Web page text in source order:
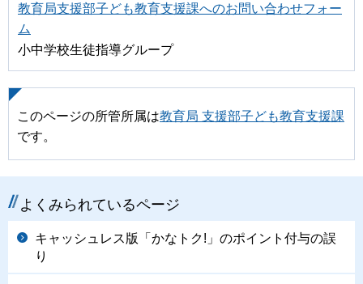
教育局支援部子ども教育支援課へのお問い合わせフォー
ム
小中学校生徒指導グループ
このページの所管所属は教育局 支援部子ども教育支援課
です。
よくみられているページ
キャッシュレス版「かなトク!」のポイント付与の誤
り